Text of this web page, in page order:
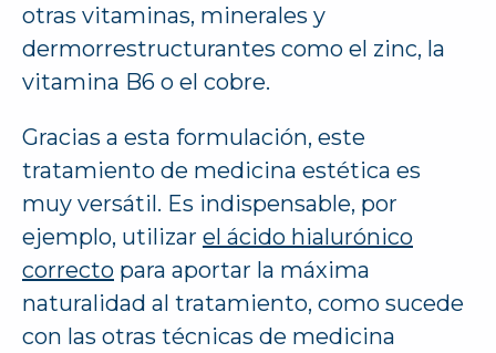
otras vitaminas, minerales y
dermorrestructurantes como el zinc, la
vitamina B6 o el cobre.
Gracias a esta formulación, este
tratamiento de medicina estética es
muy versátil. Es indispensable, por
ejemplo, utilizar el ácido hialurónico
correcto para aportar la máxima
naturalidad al tratamiento, como sucede
con las otras técnicas de medicina